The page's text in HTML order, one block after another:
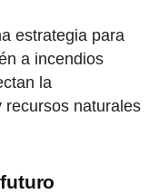
estrategia para
a incendios
la
recursos naturales